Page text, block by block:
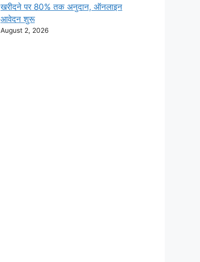
खरीदने पर 80% तक अनुदान, ऑनलाइन
आवेदन शुरू
August 2, 2026